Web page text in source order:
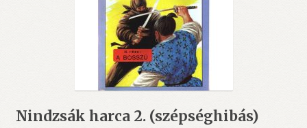
Nindzsák harca 2. (szépséghibás)